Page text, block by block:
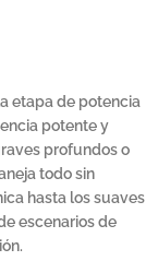
etapa de potencia
potente y
profundos o
todo sin
hasta los suaves
escenarios de